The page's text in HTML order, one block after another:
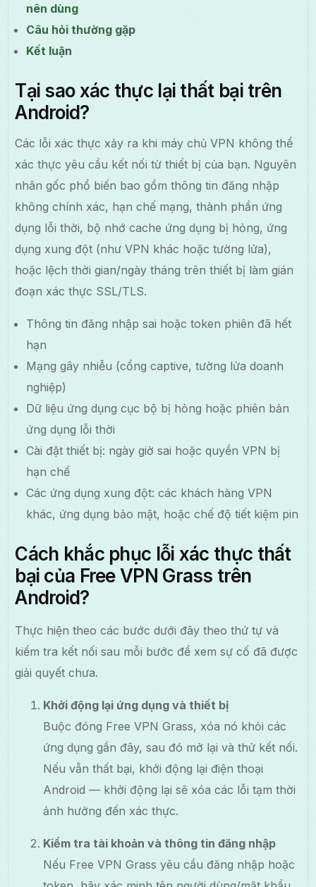
nên dùng
Câu hỏi thường gặp
Kết luận
Tại sao xác thực lại thất bại trên
Android?
Các lỗi xác thực xảy ra khi máy chủ VPN không thể
xác thực yêu cầu kết nối từ thiết bị của bạn. Nguyên
nhân gốc phổ biến bao gồm thông tin đăng nhập
không chính xác, hạn chế mạng, thành phần ứng
dụng lỗi thời, bộ nhớ cache ứng dụng bị hỏng, ứng
dụng xung đột (như VPN khác hoặc tường lửa),
hoặc lệch thời gian/ngày tháng trên thiết bị làm gián
đoạn xác thực SSL/TLS.
Thông tin đăng nhập sai hoặc token phiên đã hết
hạn
Mạng gây nhiễu (cổng captive, tường lửa doanh
nghiệp)
Dữ liệu ứng dụng cục bộ bị hỏng hoặc phiên bản
ứng dụng lỗi thời
Cài đặt thiết bị: ngày giờ sai hoặc quyền VPN bị
hạn chế
Các ứng dụng xung đột: các khách hàng VPN
khác, ứng dụng bảo mật, hoặc chế độ tiết kiệm pin
Cách khắc phục lỗi xác thực thất
bại của Free VPN Grass trên
Android?
Thực hiện theo các bước dưới đây theo thứ tự và
kiểm tra kết nối sau mỗi bước để xem sự cố đã được
giải quyết chưa.
Khởi động lại ứng dụng và thiết bị
Buộc đóng Free VPN Grass, xóa nó khỏi các
ứng dụng gần đây, sau đó mở lại và thử kết nối.
Nếu vẫn thất bại, khởi động lại điện thoại
Android — khởi động lại sẽ xóa các lỗi tạm thời
ảnh hưởng đến xác thực.
Kiểm tra tài khoản và thông tin đăng nhập
Nếu Free VPN Grass yêu cầu đăng nhập hoặc